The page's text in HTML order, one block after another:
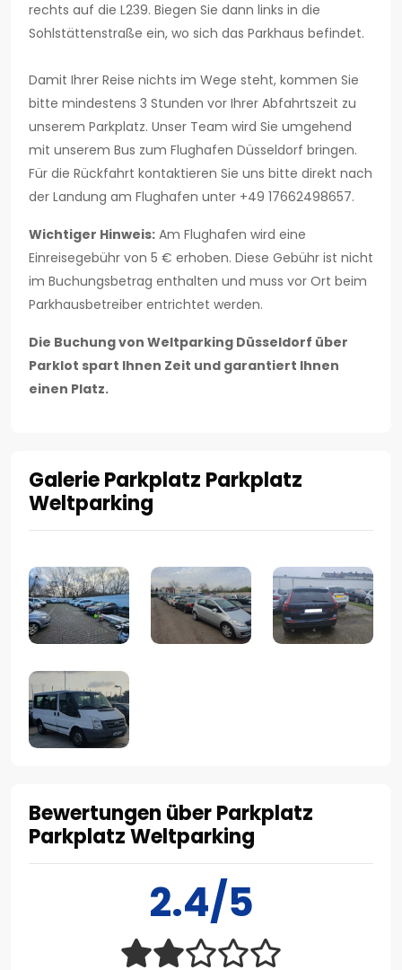
rechts auf die L239. Biegen Sie dann links in die
Sohlstättenstraße ein, wo sich das Parkhaus befindet.
Damit Ihrer Reise nichts im Wege steht, kommen Sie
bitte mindestens 3 Stunden vor Ihrer Abfahrtszeit zu
unserem Parkplatz. Unser Team wird Sie umgehend
mit unserem Bus zum Flughafen Düsseldorf bringen.
Für die Rückfahrt kontaktieren Sie uns bitte direkt nach
der Landung am Flughafen unter +49 17662498657.
Wichtiger Hinweis: Am Flughafen wird eine
Einreisegebühr von 5 € erhoben. Diese Gebühr ist nicht
im Buchungsbetrag enthalten und muss vor Ort beim
Parkhausbetreiber entrichtet werden.
Die Buchung von Weltparking Düsseldorf über
Parklot spart Ihnen Zeit und garantiert Ihnen
einen Platz.
Galerie Parkplatz Parkplatz
Weltparking
Bewertungen über Parkplatz
Parkplatz Weltparking
2.4/5